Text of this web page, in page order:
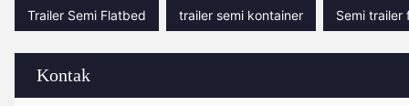
Kontak
Trailer Semi Flatbed
trailer semi kontainer Semi trailer